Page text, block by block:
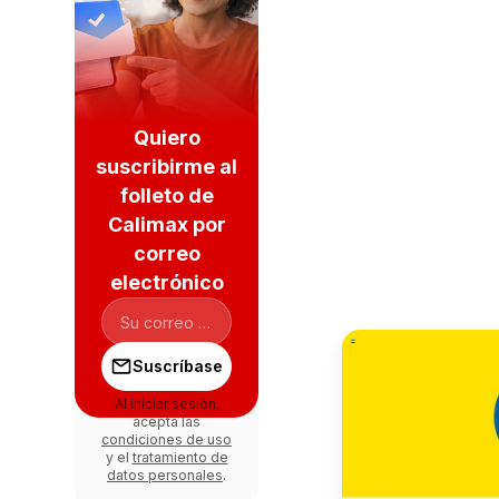
Quiero
suscribirme al
folleto de
Calimax por
correo
electrónico
Suscríbase
Al iniciar sesión,
acepta las
condiciones de uso
y el tratamiento de
datos personales.